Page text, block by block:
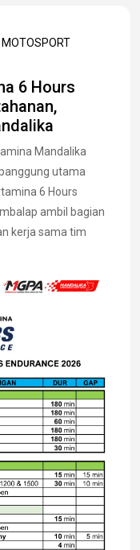
6 Hours
Mandalika
utama
6 Hours
ambil bagian
kerja sama tim